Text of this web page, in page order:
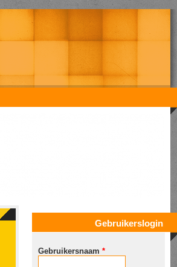
Gebruikerslogin
Gebruikersnaam *